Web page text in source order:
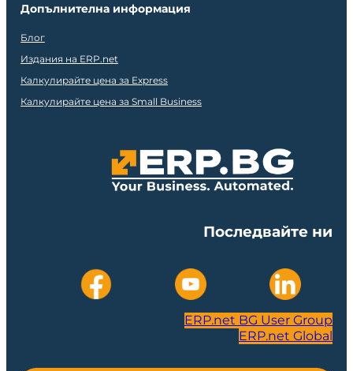
Допълнителна информация
Блог
Издания на ERP.net
Калкулирайте цена за Express
Калкулирайте цена за Small Business
Последвайте ни
ERP.net BG User Group
ERP.net Global